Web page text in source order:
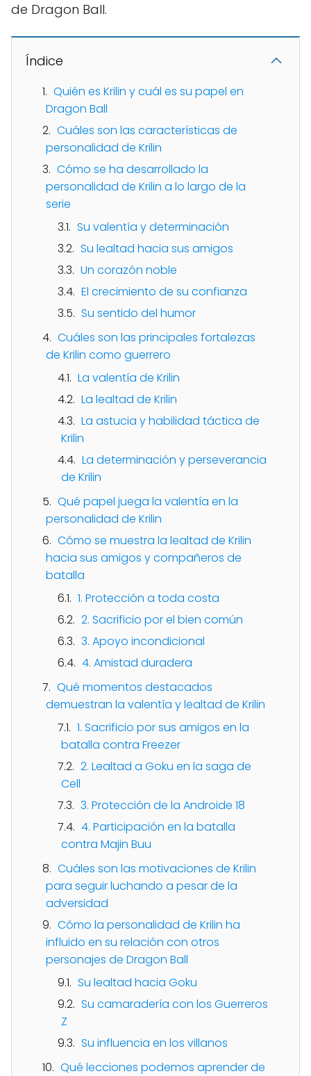
de Dragon Ball.
Índice
Quién es Krilin y cuál es su papel en
Dragon Ball
Cuáles son las características de
personalidad de Krilin
Cómo se ha desarrollado la
personalidad de Krilin a lo largo de la
serie
Su valentía y determinación
Su lealtad hacia sus amigos
Un corazón noble
El crecimiento de su confianza
Su sentido del humor
Cuáles son las principales fortalezas
de Krilin como guerrero
La valentía de Krilin
La lealtad de Krilin
La astucia y habilidad táctica de
Krilin
La determinación y perseverancia
de Krilin
Qué papel juega la valentía en la
personalidad de Krilin
Cómo se muestra la lealtad de Krilin
hacia sus amigos y compañeros de
batalla
1. Protección a toda costa
2. Sacrificio por el bien común
3. Apoyo incondicional
4. Amistad duradera
Qué momentos destacados
demuestran la valentía y lealtad de Krilin
1. Sacrificio por sus amigos en la
batalla contra Freezer
2. Lealtad a Goku en la saga de
Cell
3. Protección de la Androide 18
4. Participación en la batalla
contra Majin Buu
Cuáles son las motivaciones de Krilin
para seguir luchando a pesar de la
adversidad
Cómo la personalidad de Krilin ha
influido en su relación con otros
personajes de Dragon Ball
Su lealtad hacia Goku
Su camaradería con los Guerreros
Z
Su influencia en los villanos
Qué lecciones podemos aprender de